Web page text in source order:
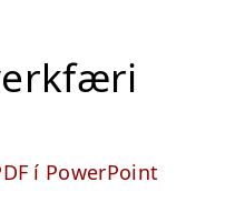
í PowerPoint